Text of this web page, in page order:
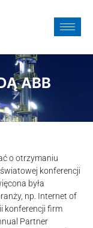
ABB
o otrzymaniu
konferencji
była
np. Internet of
konferencji firm
Partner